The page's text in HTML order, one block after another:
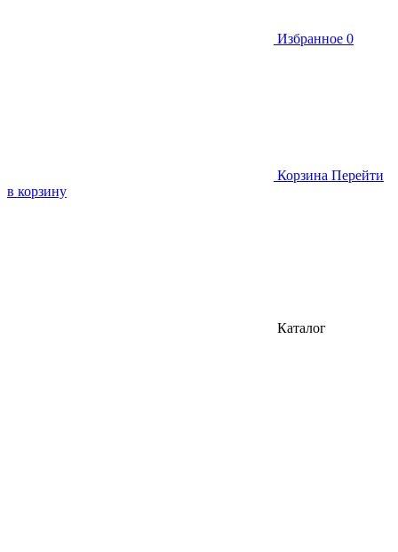
Избранное 0
Корзина Перейти
в корзину
Каталог